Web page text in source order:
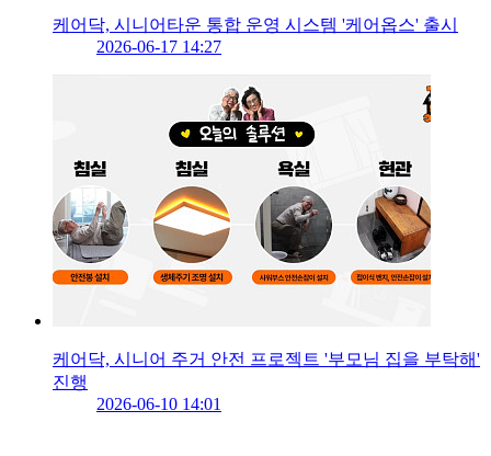
케어닥, 시니어타운 통합 운영 시스템 '케어옵스' 출시
2026-06-17 14:27
케어닥, 시니어 주거 안전 프로젝트 '부모님 집을 부탁해'
진행
2026-06-10 14:01